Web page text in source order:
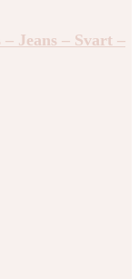
Jeans – Svart –